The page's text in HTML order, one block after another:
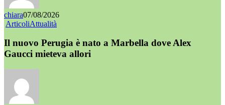
chiara07/08/2026
ArticoliAttualità
Il nuovo Perugia è nato a Marbella dove Alex
Gaucci mieteva allori